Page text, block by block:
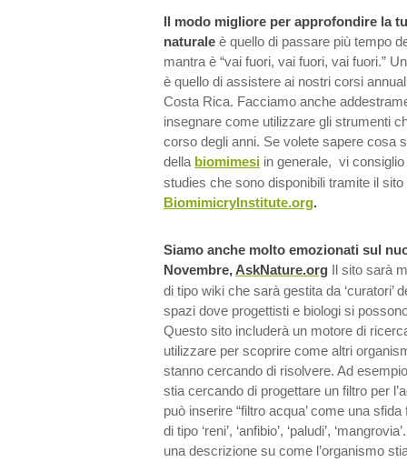
Il modo migliore per approfondire la
naturale è quello di passare più tempo
mantra è “vai fuori, vai fuori, vai fuori.”
è quello di assistere ai nostri corsi
Costa Rica. Facciamo anche
insegnare come utilizzare gli strumenti
corso degli anni. Se volete sapere cosa
della biomimesi in generale, vi
studies che sono disponibili tramite il sito
BiomimicryInstitute.org.
Siamo anche molto emozionati sul
Novembre, AskNature.org
Il sito sarà
di tipo wiki che sarà gestita da ‘curatori’
spazi dove progettisti e biologi si
Questo sito includerà un motore di
utilizzare per scoprire come altri
stanno cercando di risolvere. Ad
stia cercando di progettare un filtro per
può inserire “filtro acqua’ come una
di tipo ‘reni’, ‘anfibio’, ‘paludi’,
una descrizione su come l’organismo